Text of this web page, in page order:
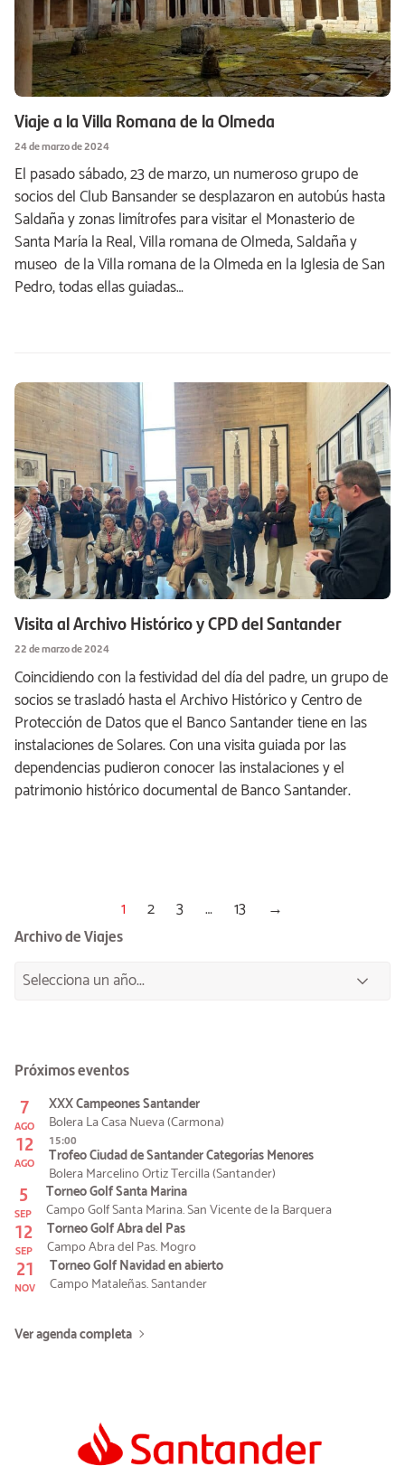
Viaje a la Villa Romana de la Olmeda
24 de marzo de 2024
El pasado sábado, 23 de marzo, un numeroso grupo de
socios del Club Bansander se desplazaron en autobús hasta
Saldaña y zonas limítrofes para visitar el Monasterio de
Santa María la Real, Villa romana de Olmeda, Saldaña y
museo de la Villa romana de la Olmeda en la Iglesia de San
Pedro, todas ellas guiadas…
Visita al Archivo Histórico y CPD del Santander
22 de marzo de 2024
Coincidiendo con la festividad del día del padre, un grupo de
socios se trasladó hasta el Archivo Histórico y Centro de
Protección de Datos que el Banco Santander tiene en las
instalaciones de Solares. Con una visita guiada por las
dependencias pudieron conocer las instalaciones y el
patrimonio histórico documental de Banco Santander.
1 2 3 … 13 →
Archivo de Viajes
Próximos eventos
7
AGO
XXX Campeones Santander
Bolera La Casa Nueva (Carmona)
12
AGO
15:00
Trofeo Ciudad de Santander Categorías Menores
Bolera Marcelino Ortiz Tercilla (Santander)
5
SEP
Torneo Golf Santa Marina
Campo Golf Santa Marina. San Vicente de la Barquera
12
SEP
Torneo Golf Abra del Pas
Campo Abra del Pas. Mogro
21
NOV
Torneo Golf Navidad en abierto
Campo Mataleñas. Santander
Ver agenda completa